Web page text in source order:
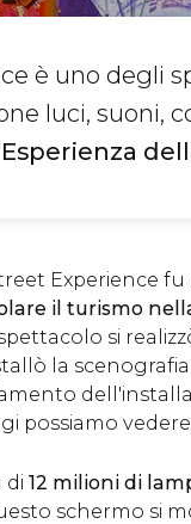
è uno degli
luci, suoni,
Experience fu
il turismo
si
la
possiamo
di 12 milioni di
schermo si